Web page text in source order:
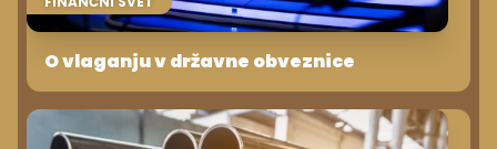
O vlaganju v državne obveznice